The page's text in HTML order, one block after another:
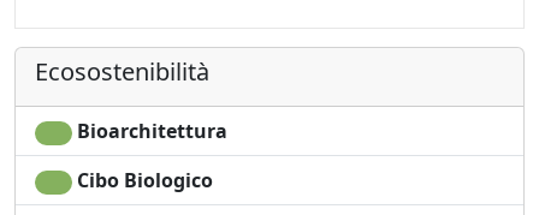
Doccia
Ecosostenibilità
Bioarchitettura
Cibo Biologico